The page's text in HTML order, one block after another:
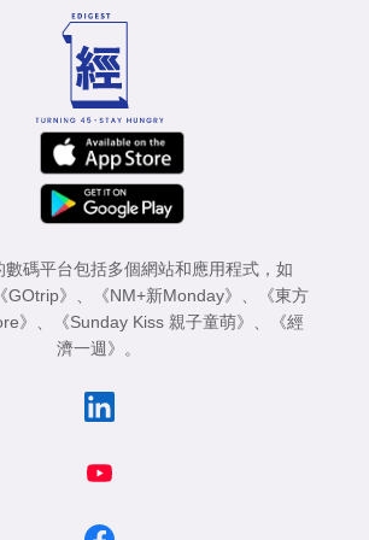
數碼平台包括多個網站和應用程式，如
《GOtrip》 、 《NM+新Monday》 、
《東方
》 、 《Sunday Kiss 親子童萌》 、
《經
濟一週》 。